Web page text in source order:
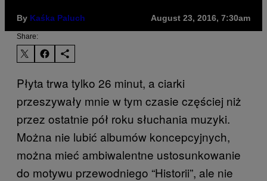
By Kaśka Paluch August 23, 2016, 7:30am
Share:
Płyta trwa tylko 26 minut, a ciarki
przeszywały mnie w tym czasie częściej niż
przez ostatnie pół roku słuchania muzyki.
Można nie lubić albumów koncepcyjnych,
można mieć ambiwalentne ustosunkowanie
do motywu przewodniego “Historii”, ale nie